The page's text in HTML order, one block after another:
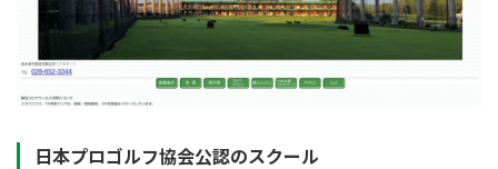
日本プロゴルフ協会公認のスクール